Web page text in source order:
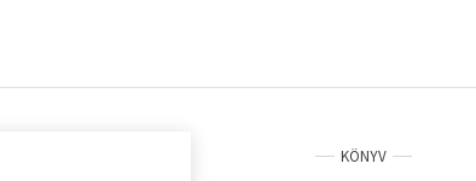
KÖNYV